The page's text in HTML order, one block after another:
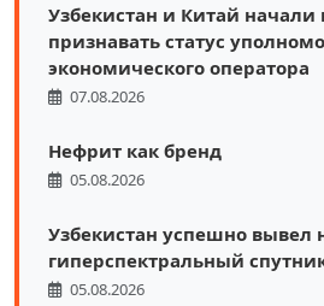
Узбекистан и Китай начали
признавать статус
экономического оператора
07.08.2026
Нефрит как бренд
05.08.2026
Узбекистан успешно вывел
гиперспектральный
05.08.2026